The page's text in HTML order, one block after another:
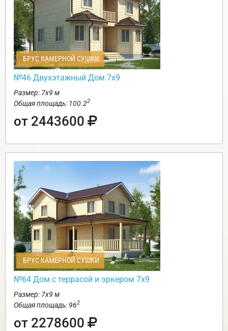
БРУС КАМЕРНОЙ СУШКИ
№46 Двухэтажный Дом 7х9
Размер: 7х9 м
Общая площадь: 100.22
от 2443600
БРУС КАМЕРНОЙ СУШКИ
№64 Дом с террасой и эркером 7х9
Размер: 7х9 м
Общая площадь: 962
от 2278600